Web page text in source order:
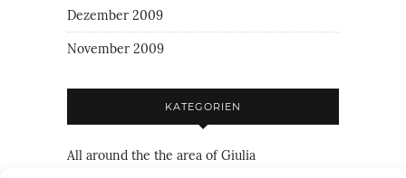
Dezember 2009
November 2009
KATEGORIEN
All around the the area of Giulia